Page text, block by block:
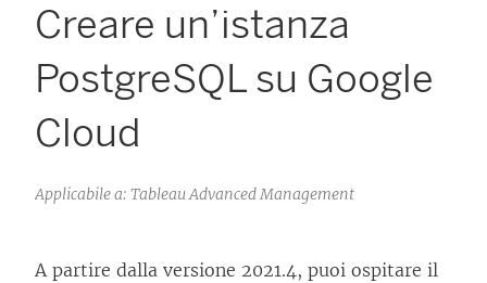
Creare un’istanza
PostgreSQL su Google
Cloud
Applicabile a: Tableau Advanced Management
A partire dalla versione 2021.4, puoi ospitare il